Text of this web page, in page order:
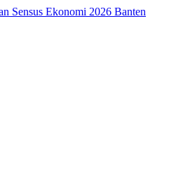
Sensus Ekonomi 2026 Banten